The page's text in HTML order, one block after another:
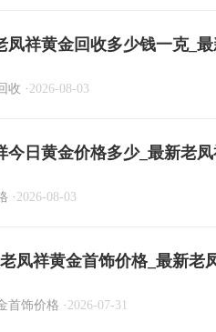
凤祥黄金回收多少钱一克_
收 · 2026-08-03
今日黄金价格多少_最新老
· 2026-08-03
老凤祥黄金首饰价格_最新
首饰价格 · 2026-07-31